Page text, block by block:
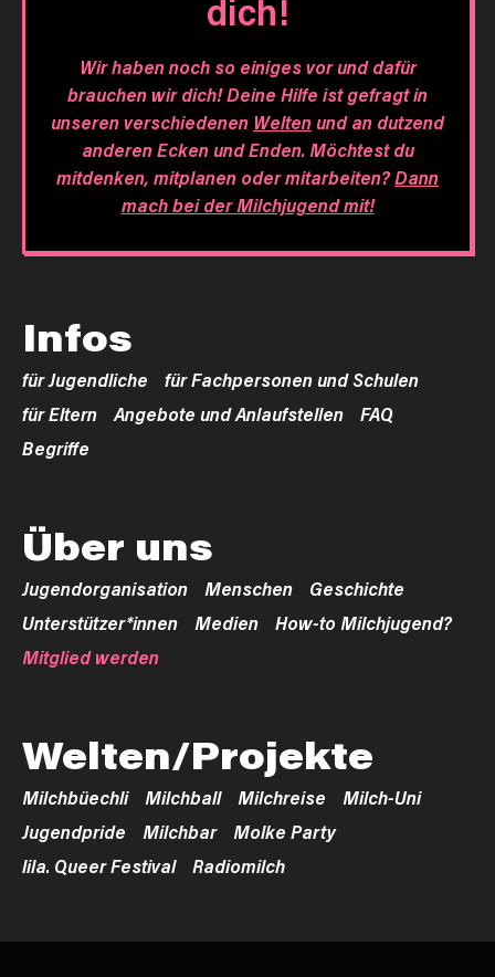
dich!
Wir haben noch so einiges vor und dafür
brauchen wir dich! Deine Hilfe ist gefragt in
unseren verschiedenen Weltenund an dutzend
anderen Ecken und Enden. Möchtest du
mitdenken, mitplanen oder mitarbeiten?Dann
mach bei der Milchjugend mit!
Infos
für Jugendliche
für Fachpersonen und Schulen
für Eltern
Angebote und Anlaufstellen
FAQ
Begriffe
Über uns
Jugendorganisation Menschen
Geschichte
Unterstützer*innen
Medien
How-to Milchjugend?
Mitglied werden
Welten/Projekte
Milchbüechli Milchball Milchreise
Milch-Uni
Jugendpride
Milchbar
Molke Party
lila. Queer Festival
Radiomilch